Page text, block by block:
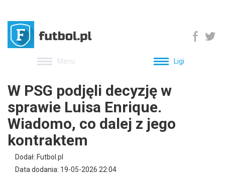
Menu Ligi
W PSG podjęli decyzję w
sprawie Luisa Enrique.
Wiadomo, co dalej z jego
kontraktem
Dodał: Futbol.pl
Data dodania: 19-05-2026 22:04